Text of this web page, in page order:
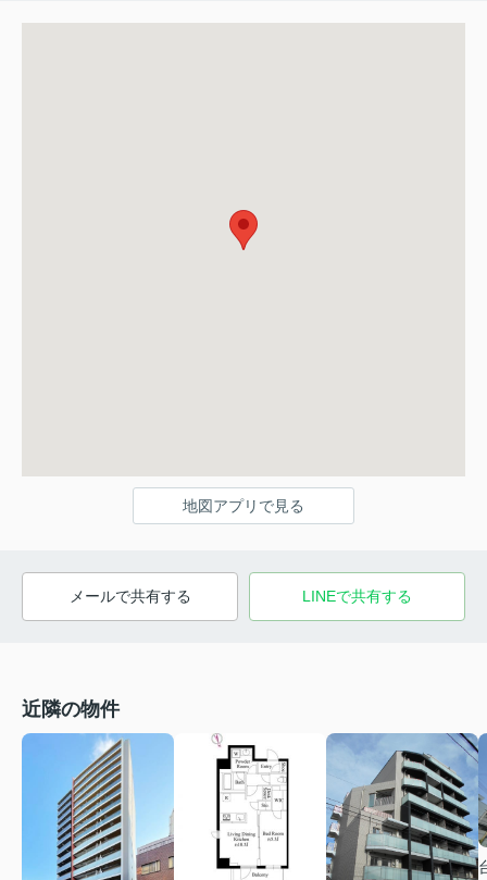
地図アプリで見る
メールで共有する LINEで共有する
近隣の物件